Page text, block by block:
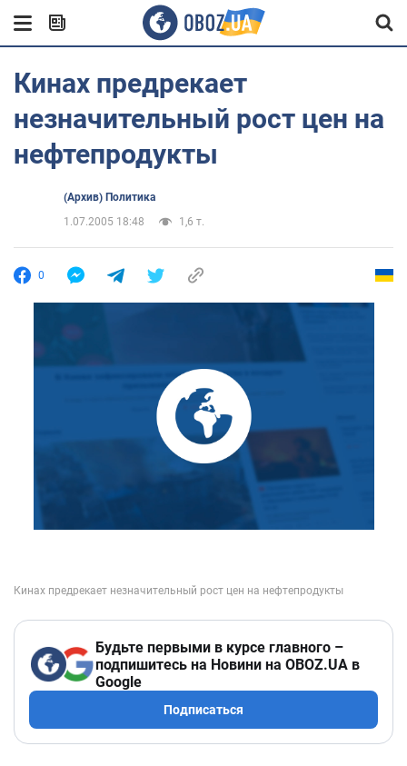
Кинах предрекает
незначительный рост цен на
нефтепродукты
(Архив) Политика
1.07.2005 18:48
1,6 т.
0
Будьте первыми в курсе главного –
подпишитесь на Новини на OBOZ.UA в
Google
Подписаться